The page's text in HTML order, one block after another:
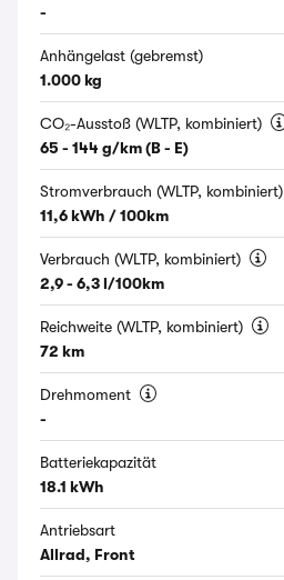
-
Anhängelast (gebremst)
1.000 kg
CO₂-Ausstoß (WLTP, kombiniert)
65 - 144 g/km (B - E)
Stromverbrauch (WLTP, kombiniert)
11,6 kWh / 100km
Verbrauch (WLTP, kombiniert)
2,9 - 6,3 l/100km
Reichweite (WLTP, kombiniert)
72 km
Drehmoment
-
Batteriekapazität
18.1 kWh
Antriebsart
Allrad, Front